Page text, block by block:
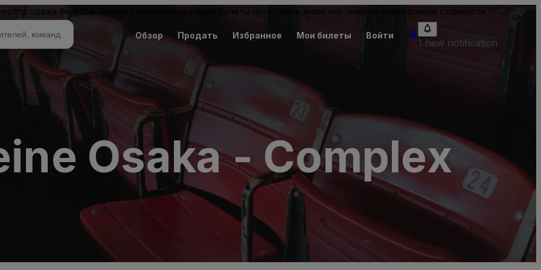
билетов. Цены на перепродаваемые билеты могут быть выше или ниже их номинальной стоимости.
Обзор Продать Избранное Мои билеты Войти
1 new notification
Osaka - Complex